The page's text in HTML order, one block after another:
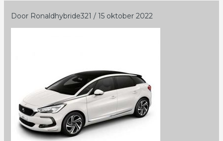
Door Ronaldhybride321 / 15 oktober 2022